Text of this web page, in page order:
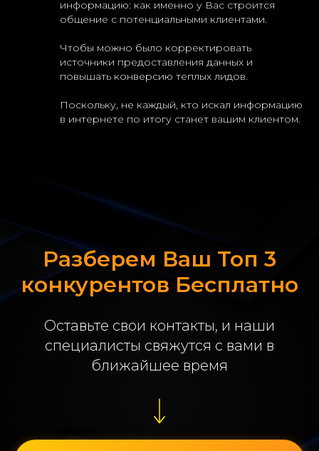
информацию: как именно у Вас строится
общение с потенциальными клиентами.
Чтобы можно было корректировать
источники предоставления данных и
повышать конверсию теплых лидов.
Поскольку, не каждый, кто искал информацию
в интернете по итогу станет вашим клиентом.
Разберем Ваш Топ 3
конкурентов Бесплатно
Оставьте свои контакты, и наши
специалисты свяжутся с вами в
ближайшее время